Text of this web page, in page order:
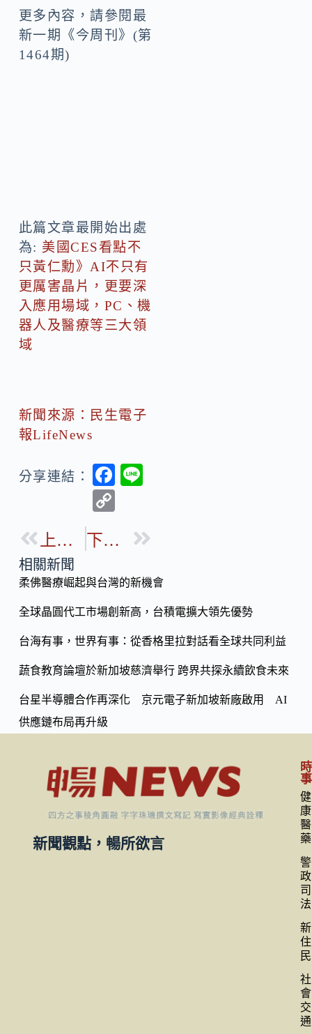
更多內容，請參閱最
新一期《今周刊》(第
1464期)
此篇文章最開始出處
為:美國CES看點不
只黃仁勳》AI不只有
更厲害晶片，更要深
入應用場域，PC、機
新聞來源：民生電子
報LifeNews
ac
b
o
o
k
n
C
p
y
Li
k
上一篇 下一篇
相關新聞
蔬食教育論壇於新加坡慈濟舉行 跨界共探永續飲食未來
供應鏈布局再升級
時
事
健
康
醫
藥
警
政
司
法
新
住
民
社